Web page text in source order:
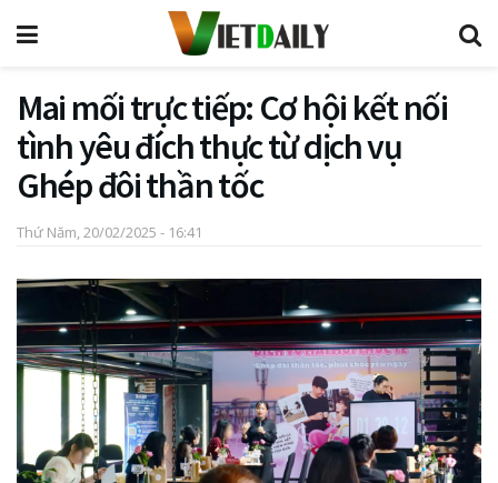
Mai mối trực tiếp: Cơ hội kết nối
tình yêu đích thực từ dịch vụ
Ghép đôi thần tốc
Thứ Năm, 20/02/2025 - 16:41